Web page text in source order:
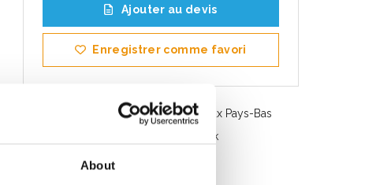
About
Ajouter au devis
Enregistrer comme favori
Livraison gratuite en Belgique et aux Pays-Bas
Service rapide. Disponible en stock
Conseils professionnels